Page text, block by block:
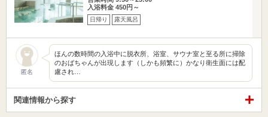
入浴料金 450円～
日帰り 露天風呂
匿名
ほんの数時間の入浴中に脱衣所、浴室、サウナ室と至る所に掃除
のおばちゃんが出現します（しかも頻繁に）かなり衛生面には配
慮され…
関連情報から探す